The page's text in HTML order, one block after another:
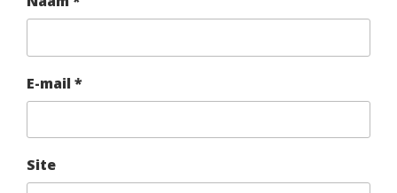
E-mail *
Site